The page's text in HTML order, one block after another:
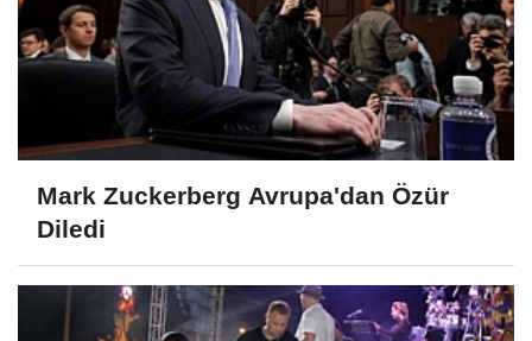
Mark Zuckerberg Avrupa'dan Özür
Diledi